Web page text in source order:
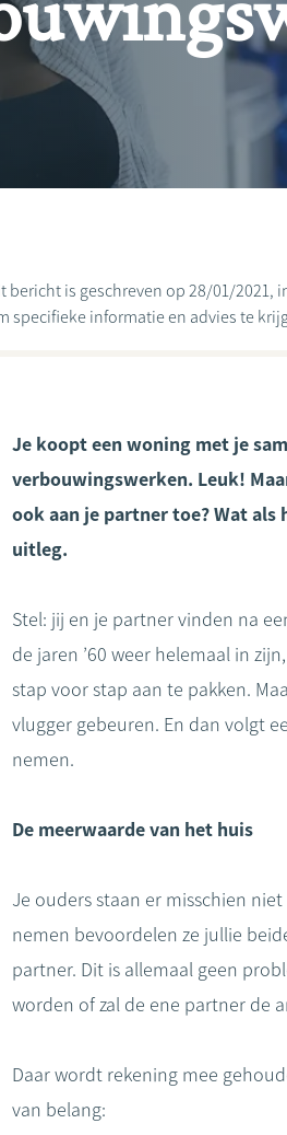
bericht is geschreven op 28/01/
specifieke informatie en advies te
Je koopt een woning met je
verbouwingswerken. Leuk!
ook aan je partner toe? Wat
uitleg.
Stel: jij en je partner vinden na
de jaren ’60 weer helemaal in
stap voor stap aan te pakken.
vlugger gebeuren. En dan volgt
nemen.
De meerwaarde van het huis
Je ouders staan er misschien
nemen bevoordelen ze jullie
partner. Dit is allemaal geen
worden of zal de ene partner de
Daar wordt rekening mee
van belang: